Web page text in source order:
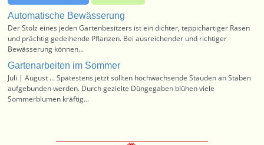
Automatische Bewässerung
Der Stolz eines jeden Gartenbesitzers ist ein dichter, teppichartiger Rasen
und prächtig gedeihende Pflanzen. Bei ausreichender und richtiger
Bewässerung können...
Gartenarbeiten im Sommer
Juli | August ... Spätestens jetzt sollten hochwachsende Stauden an Stäben
aufgebunden werden. Durch gezielte Düngegaben blühen viele
Sommerblumen kräftig...